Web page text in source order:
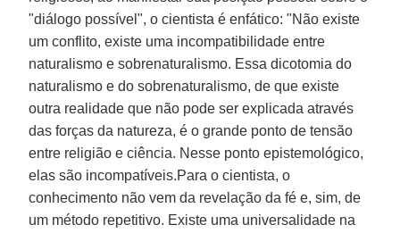
"diálogo possível", o cientista é enfático: "Não existe
um conflito, existe uma incompatibilidade entre
naturalismo e sobrenaturalismo. Essa dicotomia do
naturalismo e do sobrenaturalismo, de que existe
outra realidade que não pode ser explicada através
das forças da natureza, é o grande ponto de tensão
entre religião e ciência. Nesse ponto epistemológico,
elas são incompatíveis.Para o cientista, o
conhecimento não vem da revelação da fé e, sim, de
um método repetitivo. Existe uma universalidade na